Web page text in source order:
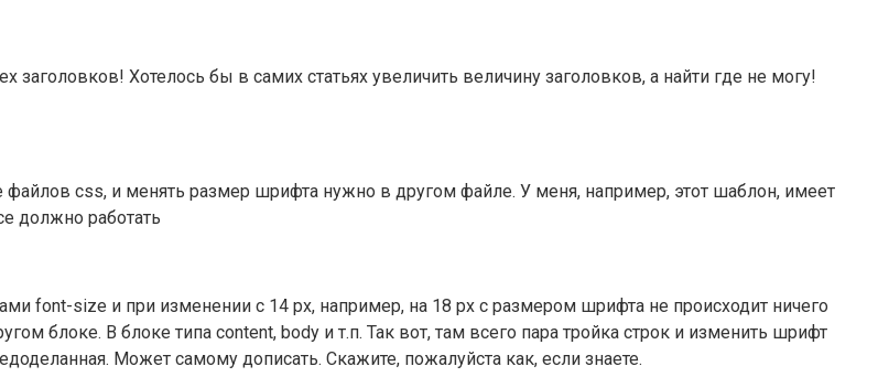
Хотелось бы в самих статьях увеличить величину заголовков, а найти где не могу!
css, и менять размер шрифта нужно в другом файле. У меня, например, этот шаблон, имеет
должно работать
font-size и при изменении с 14 px, например, на 18 px с размером шрифта не происходит ничего
блоке. В блоке типа content, body и т.п. Так вот, там всего пара тройка строк и изменить шрифт
Может самому дописать. Скажите, пожалуйста как, если знаете.